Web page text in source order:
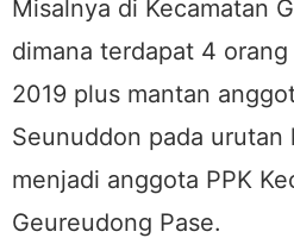
Misalnya di Kecamatan
dimana terdapat 4
2019 plus mantan
Seunuddon pada urutan
menjadi anggota PPK
Geureudong Pase.